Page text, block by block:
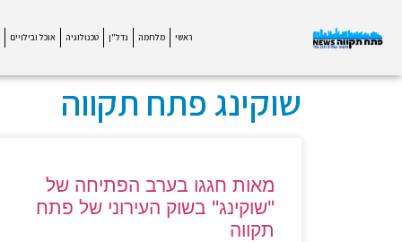
ראשי מלחמה נדל"ן טכנולוגיה אוכל ובילויים
שוקינג פתח תקווה
מאות חגגו בערב הפתיחה של
"שוקינג" בשוק העירוני של פתח
תקווה